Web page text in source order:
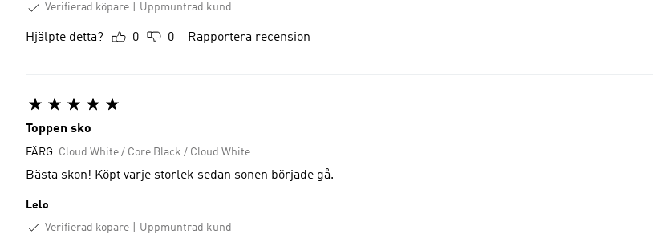
Verifierad köpare
Uppmuntrad kund
Hjälpte detta? 0 0 Rapportera recension
Toppen sko
FÄRG: Cloud White / Core Black / Cloud White
Bästa skon! Köpt varje storlek sedan sonen började gå.
Lelo
Verifierad köpare
Uppmuntrad kund